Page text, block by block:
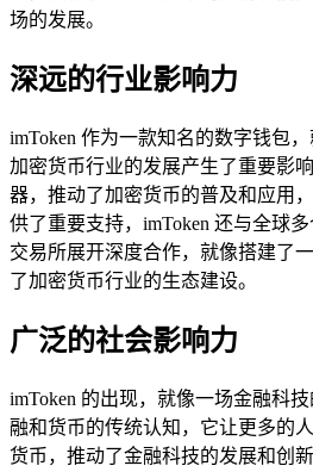
场的发展。
深远的行业影响力
imToken 作为一款知名的数字钱包
加密货币行业的发展产生了重要影
器，推动了加密货币的普及和应用
供了重要支持，imToken 还与全球
交易所展开深度合作，就像搭建了
了加密货币行业的生态建设。
广泛的社会影响力
imToken 的出现，就像一场金融科
融和货币的传统认知，它让更多的
货币，推动了金融科技的发展和创